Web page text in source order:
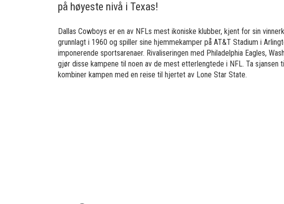
på høyeste nivå i Texas!
Dallas Cowboys er en av NFLs mest ikoniske klubber, kjent for sin
grunnlagt i 1960 og spiller sine hjemmekamper på AT&T Stadium i
imponerende sportsarenaer. Rivaliseringen med Philadelphia Eagles,
gjør disse kampene til noen av de mest etterlengtede i NFL. Ta sjansen
kombiner kampen med en reise til hjertet av Lone Star State.